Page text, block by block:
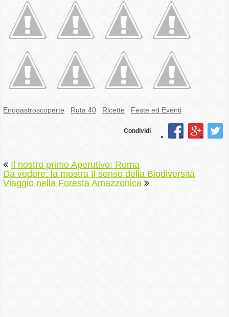
Enogastroscoperte Ruta 40 Ricette Feste ed Eventi
Condividi
Il nostro primo Aperutivo: Roma
Da vedere: la mostra Il senso della Biodiversità
Viaggio nella Foresta Amazzonica